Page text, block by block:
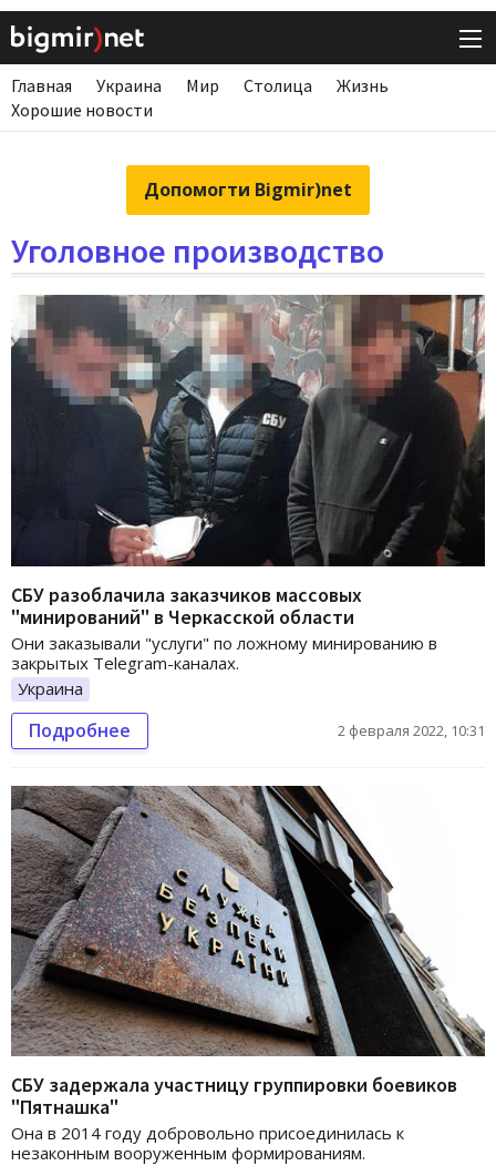
Главная Украина Мир Столица
Жизнь
Хорошие новости
Допомогти Bigmir)net
Уголовное производство
СБУ разоблачила заказчиков массовых
"минирований" в Черкасской области
Они заказывали "услуги" по ложному минированию в
закрытых Telegram-каналах.
Украина
Подробнее 2 февраля 2022, 10:31
СБУ задержала участницу группировки боевиков
"Пятнашка"
Она в 2014 году добровольно присоединилась к
незаконным вооруженным формированиям.